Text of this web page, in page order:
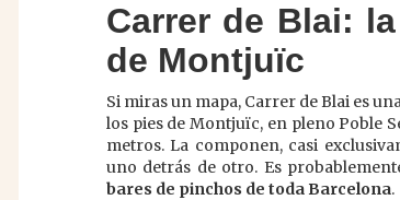
Carrer de Blai:
de Montjuïc
Si miras un mapa, Carrer de Blai es
los pies de Montjuïc, en pleno Poble
metros. La componen, casi
uno detrás de otro. Es
bares de pinchos de toda Barcelona.